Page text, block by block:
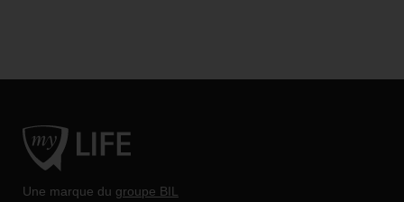
Une marque du groupe BIL